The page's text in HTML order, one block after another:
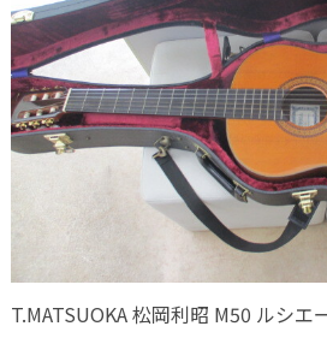
お問い合わせ
T.MATSUOKA 松岡利昭 M50 ルシエ